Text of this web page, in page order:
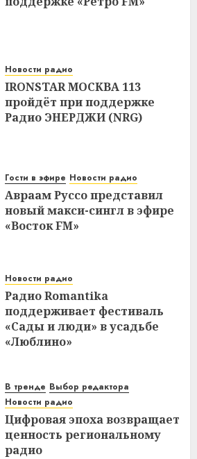
Новости радио
IRONSTAR МОСКВА 113
пройдёт при поддержке
Радио ЭНЕРДЖИ (NRG)
Гости в эфире Новости радио
Авраам Руссо представил
новый макси-сингл в эфире
«Восток FM»
Новости радио
Радио Romantika
поддерживает фестиваль
«Сады и люди» в усадьбе
«Люблино»
В тренде Выбор редактора
Новости радио
Цифровая эпоха возвращает
ценность региональному
радио